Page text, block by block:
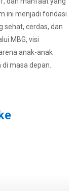
ini menjadi fondasi
sehat, cerdas, dan
MBG, visi
anak-anak
masa depan.